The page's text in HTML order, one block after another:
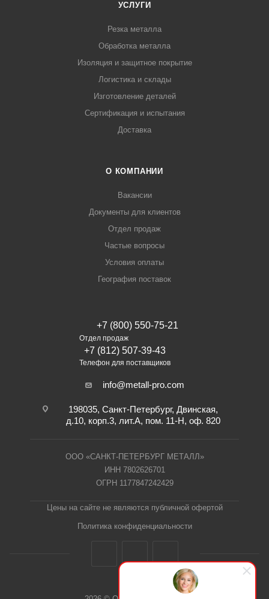
УСЛУГИ
Резка металла
Обработка металла
Изоляция и защитное покрытие
Логистика и склады
Изготовление деталей
Сертификация и испытания
Доставка
О КОМПАНИИ
Вакансии
Документы для клиентов
Отдел продаж
Частые вопросы
Условия оплаты
География поставок
+7 (800) 550-75-21
Отдел продаж
+7 (812) 507-39-43
Телефон для поставщиков
info@metall-pro.com
198035, Санкт-Петербург, Двинская,
д.10, корп.3, лит.А, пом. 11-Н, оф. 820
ООО «САНКТ-ПЕТЕРБУРГ МЕТАЛЛ»
ИНН 7802626701
ОГРН 1177847242429
Цены на сайте не являются публичной офертой
Политика конфиденциальности